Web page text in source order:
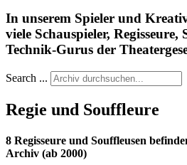
In unserem Spieler und
viele Schauspieler, Regisseure,
Technik-Gurus der
Search ...
Regie und Souffleure
8 Regisseure und Souffleusen
Archiv (ab 2000)